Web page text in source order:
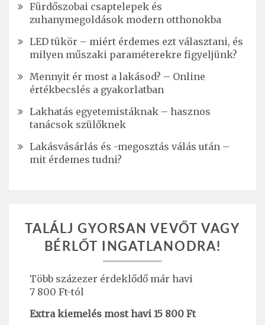
Fürdőszobai csaptelepek és
zuhanymegoldások modern otthonokba
LED tükör – miért érdemes ezt választani, és
milyen műszaki paraméterekre figyeljünk?
Mennyit ér most a lakásod? – Online
értékbecslés a gyakorlatban
Lakhatás egyetemistáknak – hasznos
tanácsok szülőknek
Lakásvásárlás és -megosztás válás után –
mit érdemes tudni?
TALÁLJ GYORSAN VEVŐT VAGY
BÉRLŐT INGATLANODRA!
Több százezer érdeklődő már havi
7 800 Ft-tól
Extra kiemelés most havi 15 800 Ft